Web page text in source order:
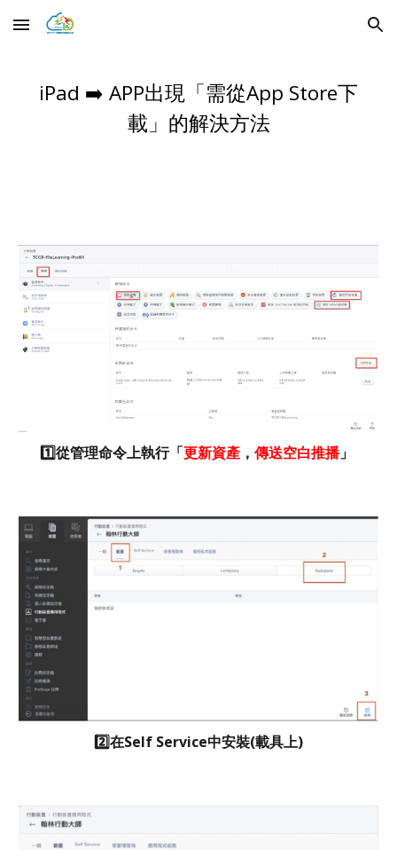
Skip to main content Skip to navigation
iPad ➡️ APP出現「需從App Store下
載」的解決方法
1️⃣從管理命令上執行「更新資產 ， 傳送空白推播」
2️⃣在Self Service中安裝(載具上)